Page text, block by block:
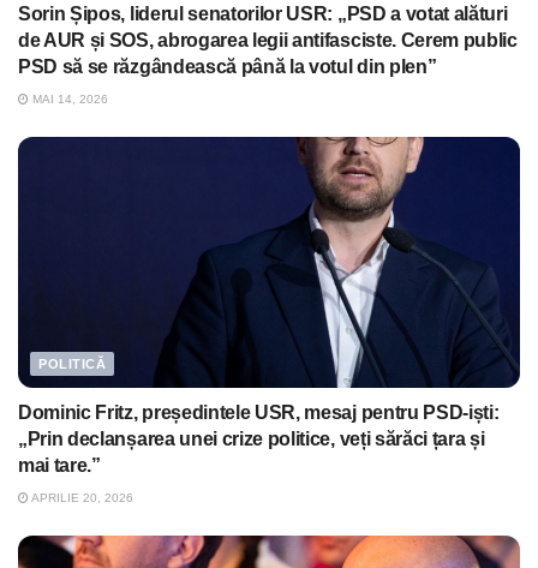
Sorin Șipos, liderul senatorilor USR: „PSD a votat alături
de AUR și SOS, abrogarea legii antifasciste. Cerem public
PSD să se răzgândească până la votul din plen”
MAI 14, 2026
POLITICĂ
Dominic Fritz, președintele USR, mesaj pentru PSD-iști:
„Prin declanșarea unei crize politice, veți sărăci țara și
mai tare.”
APRILIE 20, 2026